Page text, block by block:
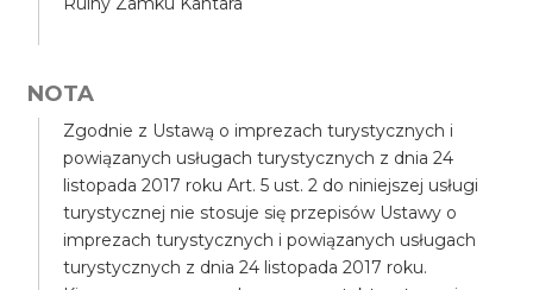
NOTA
Zgodnie z Ustawą o imprezach turystycznych i
powiązanych usługach turystycznych z dnia 24
listopada 2017 roku Art. 5 ust. 2 do niniejszej usługi
turystycznej nie stosuje się przepisów Ustawy o
imprezach turystycznych i powiązanych usługach
turystycznych z dnia 24 listopada 2017 roku.